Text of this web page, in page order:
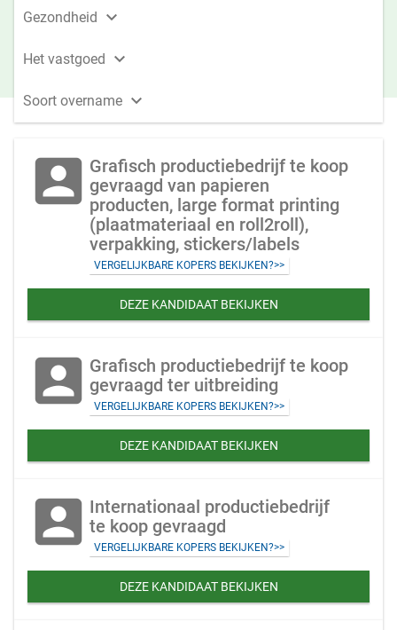
Gezondheid 
Het vastgoed 
Soort overname 
account_box Grafisch productiebedrijf te koop
gevraagd van papieren
producten, large format printing
(plaatmateriaal en roll2roll),
verpakking, stickers/labels
VERGELIJKBARE KOPERS BEKIJKEN?>>
DEZE KANDIDAAT BEKIJKEN
account_box Grafisch productiebedrijf te koop
gevraagd ter uitbreiding
VERGELIJKBARE KOPERS BEKIJKEN?>>
DEZE KANDIDAAT BEKIJKEN
account_box Internationaal productiebedrijf
te koop gevraagd
VERGELIJKBARE KOPERS BEKIJKEN?>>
DEZE KANDIDAAT BEKIJKEN